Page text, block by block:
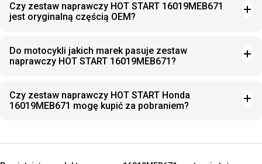
Czy zestaw naprawczy HOT START 16019MEB671
jest oryginalną częścią OEM?
Do motocykli jakich marek pasuje zestaw
naprawczy HOT START 16019MEB671?
Czy zestaw naprawczy HOT START Honda
16019MEB671 mogę kupić za pobraniem?